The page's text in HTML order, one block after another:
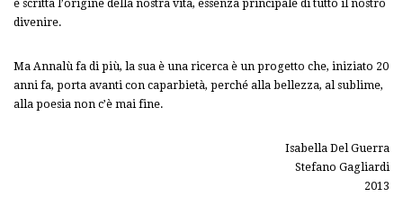
è scritta l’origine della nostra vita, essenza principale di tutto il nostro
divenire.
Ma Annalù fa di più, la sua è una ricerca è un progetto che, iniziato 20
anni fa, porta avanti con caparbietà, perché alla bellezza, al sublime,
alla poesia non c’è mai fine.
Isabella Del Guerra
Stefano Gagliardi
2013